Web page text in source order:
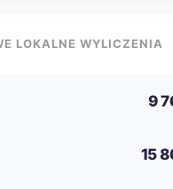
LOKALNE WYLICZENIA
9
15